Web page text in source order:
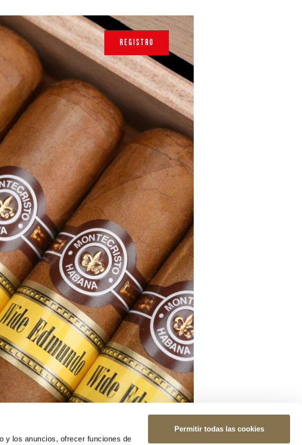
y los anuncios, ofrecer funciones de
Permitir todas las cookies
REGISTRO